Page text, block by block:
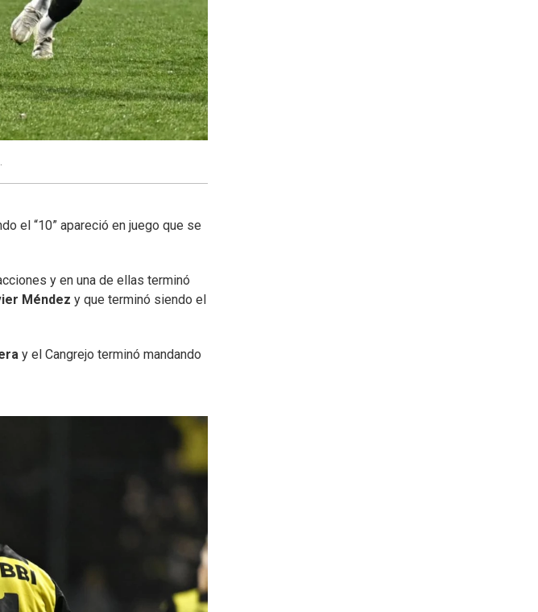
el “10” apareció en juego que se
y en una de ellas terminó
Méndez y que terminó siendo el
y el Cangrejo terminó mandando